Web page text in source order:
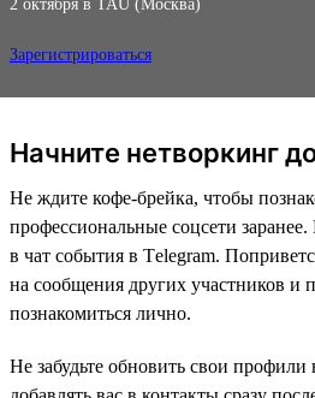
2 октября в TAU (Москва)
Зарегистрироваться
Начните нетворкинг
Не ждите кофе-брейка, чтобы
профессиональные соцсети
в чат события в Тelegram.
на сообщения других участников и
познакомиться лично.
Не забудьте обновить свои профили